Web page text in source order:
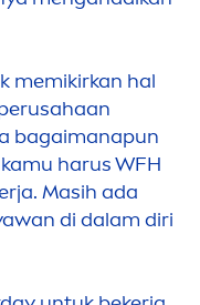
memikirkan hal
bagaimanapun
harus WFH
Masih ada
di dalam diri